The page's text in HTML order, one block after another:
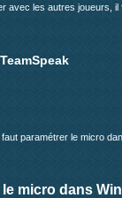
avec les autres joueurs,
paramétrer le micro
le micro dans